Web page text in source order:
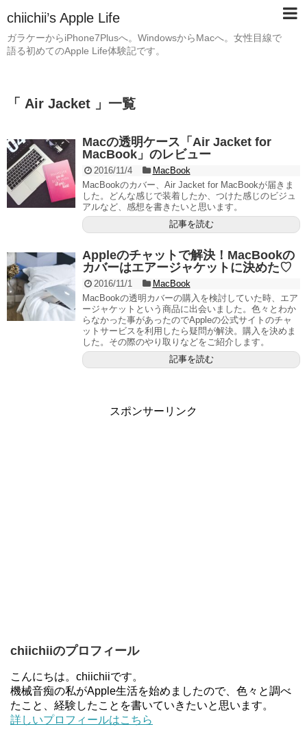
chiichii’s Apple Life
ガラケーからiPhone7Plusへ。WindowsからMacへ。女性目線で
語る初めてのApple Life体験記です。
「 Air Jacket 」一覧
Macの透明ケース「Air Jacket for
MacBook」のレビュー
2016/11/4
MacBook
MacBookのカバー、Air Jacket for MacBookが届きま
した。どんな感じで装着したか、つけた感じのビジュ
アルなど、感想を書きたいと思います。
記事を読む
Appleのチャットで解決！MacBookの
カバーはエアージャケットに決めた♡
2016/11/1
MacBook
MacBookの透明カバーの購入を検討していた時、エア
ージャケットという商品に出会いました。色々とわか
らなかった事があったのでAppleの公式サイトのチャ
ットサービスを利用したら疑問が解決。購入を決めま
した。その際のやり取りなどをご紹介します。
記事を読む
スポンサーリンク
chiichiiのプロフィール
こんにちは。chiichiiです。
機械音痴の私がApple生活を始めましたので、色々と調べ
たこと、経験したことを書いていきたいと思います。
詳しいプロフィールはこちら